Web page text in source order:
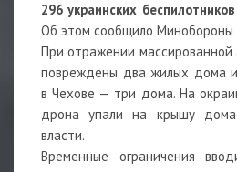
296 украинских беспилотников
Об этом сообщило Минобороны
При отражении массированной
повреждены два жилых дома
в Чехове — три дома. На
дрона упали на крышу
власти.
Временные ограничения